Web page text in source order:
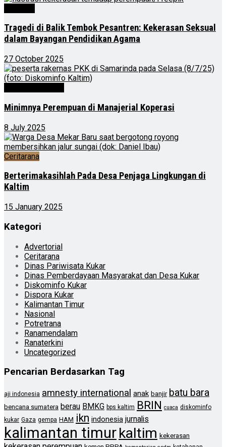
Tragedi di Balik Tembok Pesantren: Kekerasan Seksual
dalam Bayangan Pendidikan Agama
27 October 2025
Minimnya Perempuan di Manajerial Koperasi
8 July 2025
Ceritarana
Berterimakasihlah Pada Desa Penjaga Lingkungan di
Kaltim
15 January 2025
Kategori
Advertorial
Ceritarana
Dinas Pariwisata Kukar
Dinas Pemberdayaan Masyarakat dan Desa Kukar
Diskominfo Kukar
Dispora Kukar
Kalimantan Timur
Nasional
Potretrana
Ranamendalam
Ranaterkini
Uncategorized
Pencarian Berdasarkan Tag
aji indonesia amnesty international anak banjir batu bara
bencana sumatera berau BMKG bps kaltim BRIN cuaca diskominfo
kukar Gaza gempa HAM ikn indonesia jurnalis
kalimantan timurkaltim kekerasan